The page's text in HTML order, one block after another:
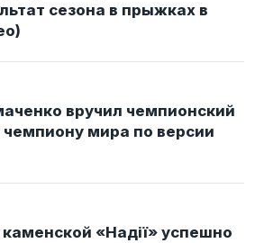
сезона в прыжках в
вручил чемпионский
чемпиону мира по версии
«Надії» успешно